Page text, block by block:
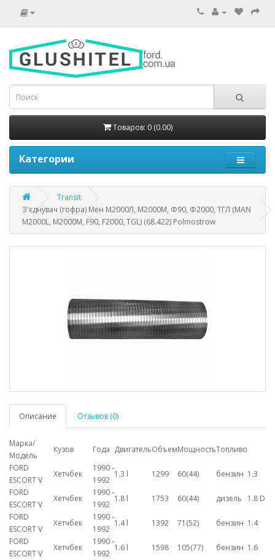
Товаров: 0 (0.00)
Категории
Transit
З'єднувач (гофра) Мен M2000Л, M2000M, Ф90, Ф2000, ТГЛ (MAN
M2000L, M2000M, F90, F2000, TGL) (68.422) Polmostrow
Описание Отзывов (0)
Марка/
Модель
Кузов Года ДвигательОбъемМощностьТопливо
FORD
ESCORT V
Хетчбек
1990 -
1992
1.3 l 1299 60(44) бензин 1.3
FORD
ESCORT V
Хетчбек
1990 -
1992
1.8 l 1753 60(44) дизель
1.8 D
FORD
ESCORT V
Хетчбек
1990 -
1992
1.4 l 1392 71(52) бензин 1.4
FORD
ESCORT V
Хетчбек
1990 -
1992
1.6 l 1598 105(77) бензин 1.6